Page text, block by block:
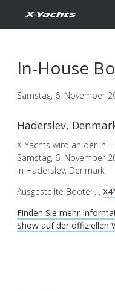
In-House
Samstag, 6. November
Haderslev,
X-Yachts wird an der In-
Samstag, 6. November
in Haderslev, Denmark
Ausgestellte Boote: , ,
Finden Sie mehr
Show auf der offiziellen